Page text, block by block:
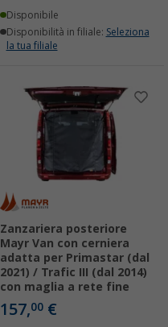
Disponibile
Disponibilità in filiale: Seleziona
la tua filiale
Zanzariera posteriore
Mayr Van con cerniera
adatta per Primastar (dal
2021) / Trafic III (dal 2014)
con maglia a rete fine
157,00 €